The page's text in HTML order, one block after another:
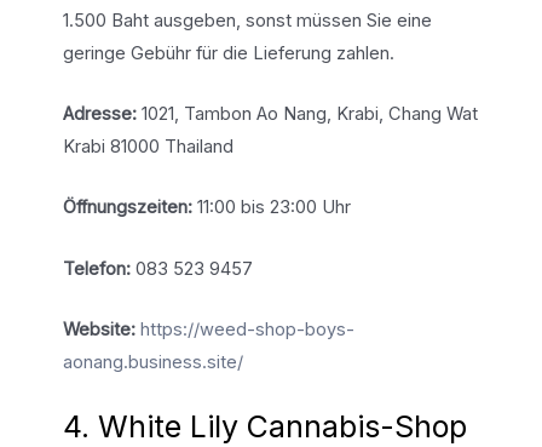
1.500 Baht ausgeben, sonst müssen Sie eine
geringe Gebühr für die Lieferung zahlen.
Adresse:1021, Tambon Ao Nang, Krabi, Chang Wat
Krabi 81000 Thailand
Öffnungszeiten:11:00 bis 23:00 Uhr
Telefon:083 523 9457
Website: https://weed-shop-boys-
aonang.business.site/
4. White Lily Cannabis-Shop